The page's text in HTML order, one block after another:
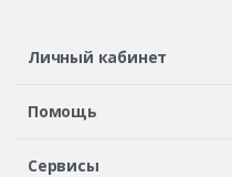
Личный кабинет
Регистрация или вход
Помощь
Шины в кредит
Сервисы